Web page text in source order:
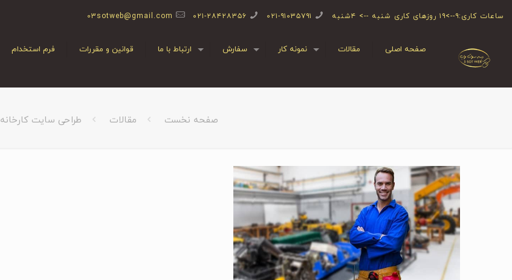
ساعات کاری:۹-->۱۹ روزهای کاری شنبه --> ۴شنبه ۰۲۱-۹۱۰۳۵۷۹۱ ۰۲۱-۲۸۴۲۸۳۵۶ 03sotweb@gmail.com
صفحه اصلی مقالات نمونه کار سفارش ارتباط با ما قوانین و مقررات فرم استخدام
صفحه نخست مقالات طراحی سایت کارخانه